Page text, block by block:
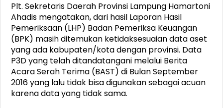
Plt. Sekretaris Daerah Provinsi Lampung Hamartoni
Ahadis mengatakan, dari hasil Laporan Hasil
Pemeriksaan (LHP) Badan Pemeriksa Keuangan
(BPK) masih ditemukan ketidaksesuaian data aset
yang ada kabupaten/kota dengan provinsi. Data
P3D yang telah ditandatangani melalui Berita
Acara Serah Terima (BAST) di Bulan September
2016 yang lalu tidak bisa digunakan sebagai acuan
karena data yang tidak sama.